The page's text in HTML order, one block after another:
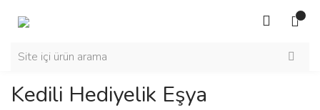
Kedili Hediyelik Eşya